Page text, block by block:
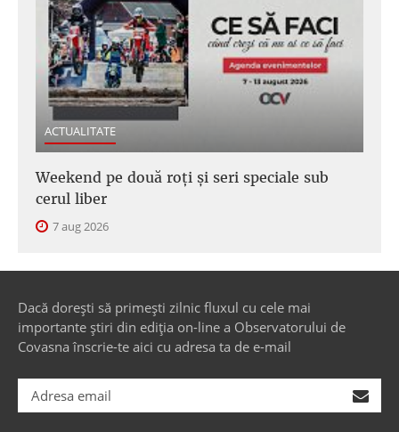
ACTUALITATE
Weekend pe două roți și seri speciale sub
cerul liber
7 aug 2026
Dacă dorești să primești zilnic fluxul cu cele mai
importante știri din ediția on-line a Observatorului de
Covasna înscrie-te aici cu adresa ta de e-mail